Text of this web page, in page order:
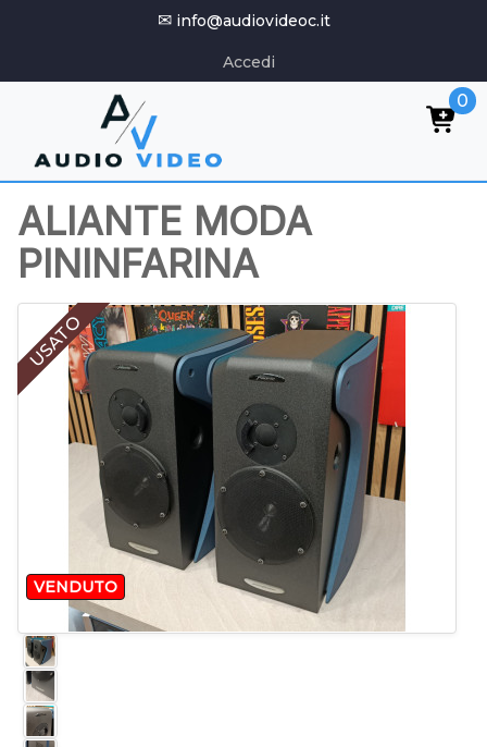
✉ info@audiovideoc.it
Accedi
0
ALIANTE MODA
PININFARINA
USATO
VENDUTO